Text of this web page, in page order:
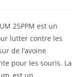
25PPM est un
lutter contre les
de l’avoine
pour les souris. La
est un